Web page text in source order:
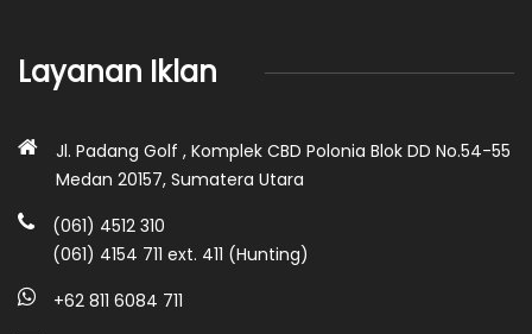
Layanan Iklan
Jl. Padang Golf , Komplek CBD Polonia Blok DD No.54-55
Medan 20157, Sumatera Utara
(061) 4512 310
(061) 4154 711 ext. 411 (Hunting)
+62 811 6084 711